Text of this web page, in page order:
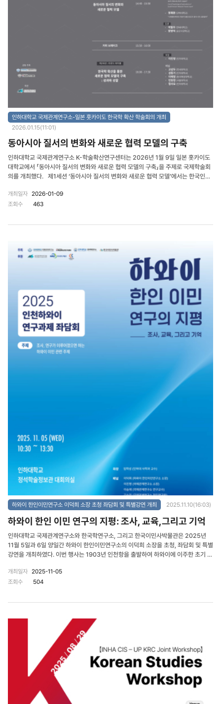
인하대학교 국제관계연구소-일본 훗카이도 한국학 확산 학술회의 개최
2026.01.15(11:01)
동아시아 질서의 변화와 새로운 협력 모델의 구축
인하대학교 국제관계연구소 K-학술확산연구센터는 2026년 1월 9일 일본 홋카이도
대학교에서 「동아시아 질서의 변화와 새로운 협력 모델의 구축」을 주제로 국제학술회
의를 개최했다. 제1세션 ‘동아시아 질서의 변화와 새로운 협력 모델’에서는 한국인
됐다. 먼저 최준영 인하대 교수는 한국인의 대일 외교 선호가 단순한 이념적 이분법
이 아닌, 질서와 안보를 중시하는 우익권위주의(RWA)나 위계 질서를 수용하는 사회
대 교수는 달러 패권 체제의 불안정성이 초래하는 다중위기(Polycrisis) 상황을 진단
드 테이블 ‘한국학 확산을 통한 새로운 협력 모델의 구축: 성과와 성찰’에서는 한국
학 확산을 통한 협력 모델의 성과와 향후 과제를 공유하는 자리가 됐다. 고전적 어문
학 중심의 틀을 깨고 정치·경제·공공정책 등 사회과학과 결합한 ‘실용적 융합 한국
학’ 모델을 정립하고, 디지털 기반의 하이브리드 교육 인프라를 구축한 점이 주요 성과
로 꼽혔다. 특히 일본 홋카이도대 등 권역별 거점 대학 내 한국학 수요를 확인하며 현
지 맞춤형 전략의 성공 가능성을 입증했다. 향후 과제로는 일방적인 홍보성 강의를 넘
어선 ‘객관적 한국학’으로의 내실화와, 교수자 간의 ‘학술적/인간적 신뢰’ 네트워크
를 기반으로 한 자생적·지속 가능한 한국학 생태계 조성이 핵심 전략으로 강조됐다.
인하대학교 K-학술확산연구소사업은 이번 홋카이도 국제학술회의를 계기로 일본 지
역을 포함한 동아시아 권역에서 한국학 기반 학술·교육 협력을 더욱 확대해 나갈 예정
이다.
개최일자
2026-01-09
조회수
463
하와이 한인이민연구소 이덕희 소장 초청 좌담회 및 특별강연 개최 2025.11.10(16:03)
하와이 한인 이민 연구의 지평: 조사, 교육,그리고 기억
인하대학교 국제관계연구소와 한국학연구소, 그리고 한국이민사박물관은 2025년
11월 5일과 6일 양일간 하와이 한인이민연구소의 이덕희 소장을 초청, 좌담회 및 특별
강연을 개최하였다. 이번 행사는 1903년 인천항을 출발하여 하와이에 이주한 초기 한
미를 조명하고, 인하대학교의 건학정신과 역사적 연대 속에서 재해석해볼 수 있는 자
리였다. 11월 5일(수)에는 인하대학교 정석학술정보관 대회의실에서 인하대 국제
운데, 이덕희 소장을 초청한 학술 좌담회가 열렸다. 이 자리에서 이덕희 소장은 수십 년
의 교육, 종교활동, 전쟁 참여 등 더욱 다변화된 주제가 한국학 연구의 시야 안에서 새
롭게 조명될 필요가 있음을 강조하였다. 특히 ▲하와이 전쟁신부(Chaplains)와 미군
정 복무자들, ▲호노울리울리(Honouliuli) 포로수용소 관련 자료, ▲하와이 내 한인
학교 및 교회 기록 등의 주제가 향후 공동연구로 발전될 수 있는 가능성이 논의되었다.
속성을 확인하며, 추가적으로 확인해야 할 자료 및 아카이브 확보 방안에 대해서도 의
견을 교환했다. 이번 좌담회는 하와이 이민사 연구의 현황을 점검하고, 향후 학문적 협
력의 구체적 방향을 모색한 뜻깊은 학술 교류의 장이 되었다. 11월 6일(목)에는 인하
대학교 60주년 기념관 206호에서 ‘하와이 한인과 교육’을 주제로 이덕희 소장의 특
개최일자 2025-11-05
조회수
504